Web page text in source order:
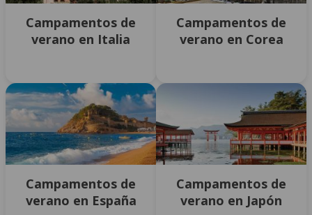
Campamentos de
verano en Italia
Campamentos de
verano en Corea
Campamentos de
verano en España
Campamentos de
verano en Japón